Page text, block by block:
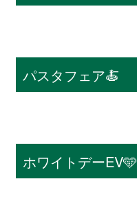
パスタフェア🍝
ホワイトデーEV🩵